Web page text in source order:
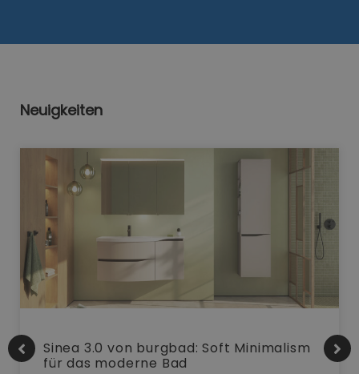
Neuigkeiten
Sinea 3.0 von burgbad: Soft Minimalism
für das moderne Bad